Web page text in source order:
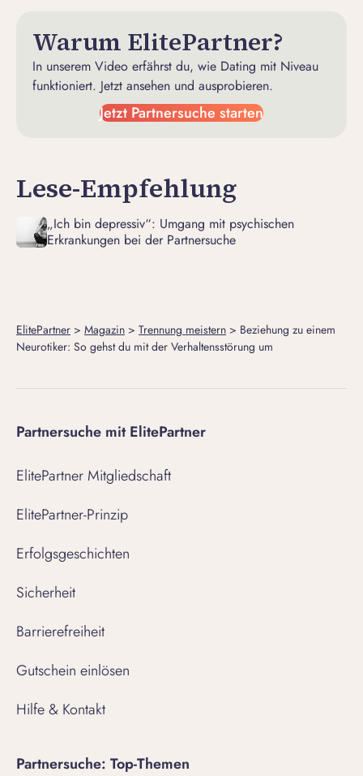
Warum ElitePartner?
In unserem Video erfährst du, wie Dating mit Niveau
funktioniert. Jetzt ansehen und ausprobieren.
Jetzt Partnersuche starten
Lese-Empfehlung
„Ich bin depressiv“: Umgang mit psychischen
Erkrankungen bei der Partnersuche
ElitePartner > Magazin > Trennung meistern > Beziehung zu einem
Neurotiker: So gehst du mit der Verhaltensstörung um
Partnersuche mit ElitePartner
ElitePartner Mitgliedschaft
ElitePartner-Prinzip
Erfolgsgeschichten
Sicherheit
Barrierefreiheit
Gutschein einlösen
Hilfe & Kontakt
Partnersuche: Top-Themen